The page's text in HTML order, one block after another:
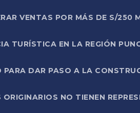
VENTAS POR MÁS DE S/250
TURÍSTICA EN LA REGIÓN
DAR PASO A LA
NO TIENEN